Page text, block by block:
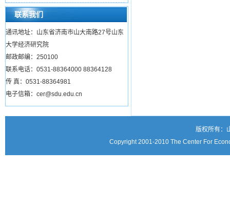
联系我们
通讯地址：山东省济南市山大南路27号山东
大学经济研究院
邮政邮编：250100
联系电话：0531-88364000 88364128
传 真：0531-88364981
电子信箱：cer@sdu.edu.cn
版权所有：
Copyright 2001-2010 The Center For